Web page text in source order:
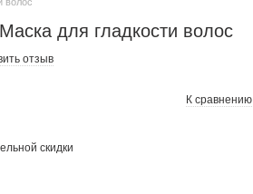
для гладкости волос
отзыв
К сравнению
скидки